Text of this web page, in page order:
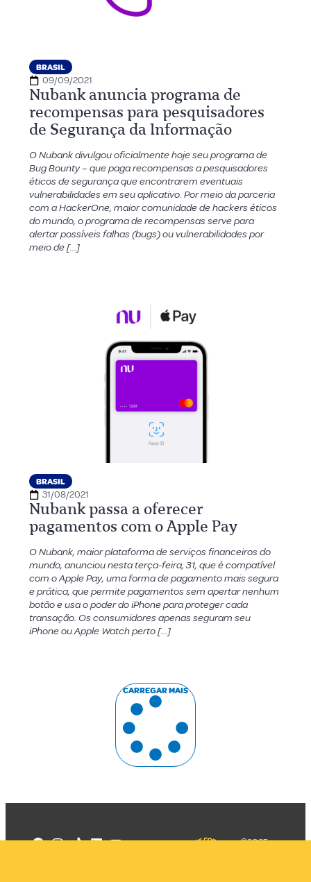
BRASIL
09/09/2021
Nubank anuncia programa de
recompensas para pesquisadores
de Segurança da Informação
O Nubank divulgou oficialmente hoje seu programa de
Bug Bounty – que paga recompensas a pesquisadores
éticos de segurança que encontrarem eventuais
vulnerabilidades em seu aplicativo. Por meio da parceria
com a HackerOne, maior comunidade de hackers éticos
do mundo, o programa de recompensas serve para
alertar possíveis falhas (bugs) ou vulnerabilidades por
meio de […]
BRASIL
31/08/2021
Nubank passa a oferecer
pagamentos com o Apple Pay
O Nubank, maior plataforma de serviços financeiros do
mundo, anunciou nesta terça-feira, 31, que é compatível
com o Apple Pay, uma forma de pagamento mais segura
e prática, que permite pagamentos sem apertar nenhum
botão e usa o poder do iPhone para proteger cada
transação. Os consumidores apenas seguram seu
iPhone ou Apple Watch perto […]
CARREGAR MAIS
©2025